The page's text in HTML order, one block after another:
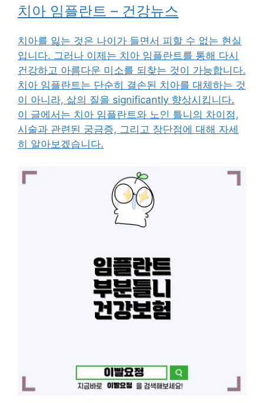
치아 임플란트 – 건강뉴스
치아를 잃는 것은 나이가 들면서 피할 수 없는 현실
입니다. 그러나 이제는 치아 임플란트를 통해 다시
건강하고 아름다운 미소를 되찾는 것이 가능합니다.
치아 임플란트는 단순히 결손된 치아를 대체하는 것
이 아니라, 삶의 질을 significantly 향상시킵니다.
이 글에서는 치아 임플란트와 노인 틀니의 차이점,
시술과 관련된 궁금증, 그리고 장단점에 대해 자세
히 알아보겠습니다.